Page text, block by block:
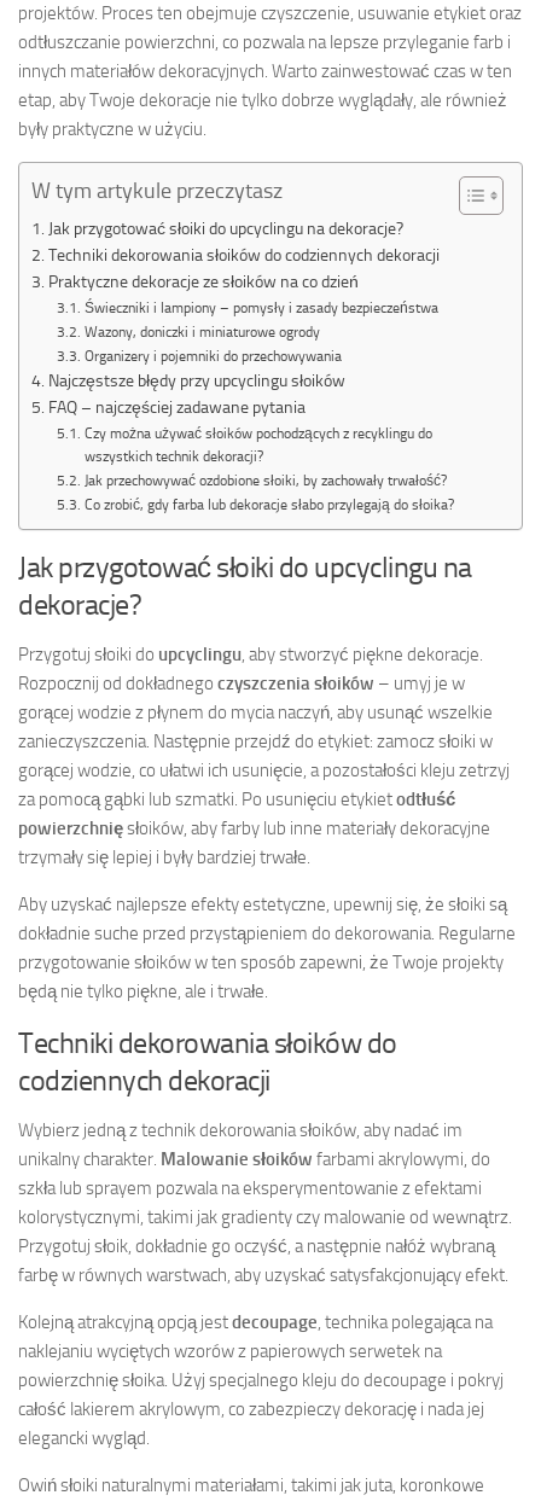
projektów. Proces ten obejmuje czyszczenie, usuwanie etykiet oraz
odtłuszczanie powierzchni, co pozwala na lepsze przyleganie farb i
innych materiałów dekoracyjnych. Warto zainwestować czas w ten
etap, aby Twoje dekoracje nie tylko dobrze wyglądały, ale również
były praktyczne w użyciu.
W tym artykule przeczytasz
Jak przygotować słoiki do upcyclingu na dekoracje?
Techniki dekorowania słoików do codziennych dekoracji
Praktyczne dekoracje ze słoików na co dzień
Świeczniki i lampiony – pomysły i zasady bezpieczeństwa
Wazony, doniczki i miniaturowe ogrody
Organizery i pojemniki do przechowywania
Najczęstsze błędy przy upcyclingu słoików
FAQ – najczęściej zadawane pytania
Czy można używać słoików pochodzących z recyklingu do
wszystkich technik dekoracji?
Jak przechowywać ozdobione słoiki, by zachowały trwałość?
Co zrobić, gdy farba lub dekoracje słabo przylegają do słoika?
Jak przygotować słoiki do upcyclingu na
dekoracje?
Przygotuj słoiki do upcyclingu , aby stworzyć piękne dekoracje.
Rozpocznij od dokładnego czyszczenia słoików – umyj je w
gorącej wodzie z płynem do mycia naczyń, aby usunąć wszelkie
zanieczyszczenia. Następnie przejdź do etykiet: zamocz słoiki w
gorącej wodzie, co ułatwi ich usunięcie, a pozostałości kleju zetrzyj
za pomocą gąbki lub szmatki. Po usunięciu etykietodtłuść
powierzchnięsłoików, aby farby lub inne materiały dekoracyjne
trzymały się lepiej i były bardziej trwałe.
Aby uzyskać najlepsze efekty estetyczne, upewnij się, że słoiki są
dokładnie suche przed przystąpieniem do dekorowania. Regularne
przygotowanie słoików w ten sposób zapewni, że Twoje projekty
będą nie tylko piękne, ale i trwałe.
Techniki dekorowania słoików do
codziennych dekoracji
Wybierz jedną z technik dekorowania słoików, aby nadać im
unikalny charakter. Malowanie słoików farbami akrylowymi, do
szkła lub sprayem pozwala na eksperymentowanie z efektami
kolorystycznymi, takimi jak gradienty czy malowanie od wewnątrz.
Przygotuj słoik, dokładnie go oczyść, a następnie nałóż wybraną
farbę w równych warstwach, aby uzyskać satysfakcjonujący efekt.
Kolejną atrakcyjną opcją jestdecoupage , technika polegająca na
naklejaniu wyciętych wzorów z papierowych serwetek na
powierzchnię słoika. Użyj specjalnego kleju do decoupage i pokryj
całość lakierem akrylowym, co zabezpieczy dekorację i nada jej
elegancki wygląd.
Owiń słoiki naturalnymi materiałami, takimi jak juta, koronkowe